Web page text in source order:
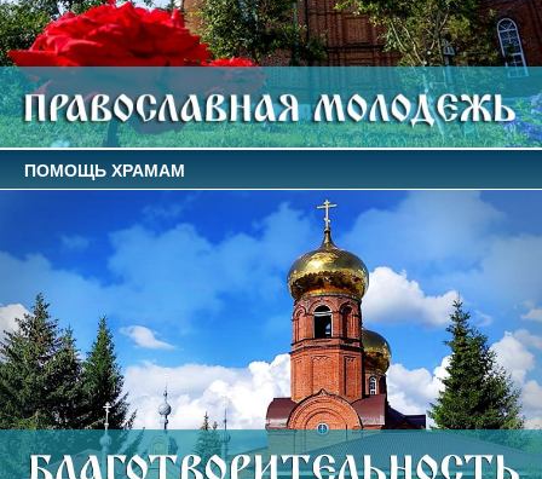
ПОМОЩЬ ХРАМАМ